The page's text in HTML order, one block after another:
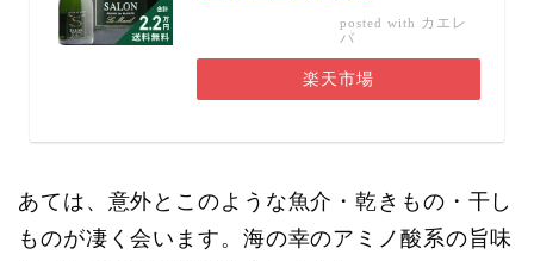
posted with カエレ
バ
楽天市場
あては、意外とこのような魚介・乾きもの・干し
ものが凄く会います。海の幸のアミノ酸系の旨味